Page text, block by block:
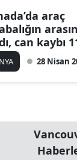
araç
can kaybı
28 Nisan